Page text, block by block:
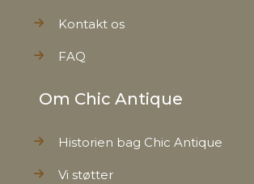
Kontakt os
FAQ
Om Chic Antique
Historien bag Chic Antique
Vi støtter